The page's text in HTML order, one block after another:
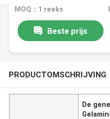
180m/Min maken van de
MOQ：1 reeks
Beste prijs
PRODUCTOMSCHRIJVING
De